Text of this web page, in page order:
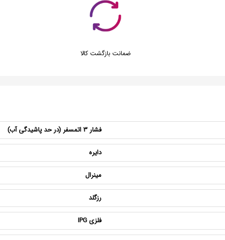
ضمانت بازگشت کالا
فشار 3 اتمسفر (در حد پاشیدگی آب)
دایره
مینرال
رزگلد
فلزی IPG